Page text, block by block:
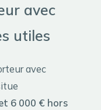
avec
utiles
avec
6 000 € hors